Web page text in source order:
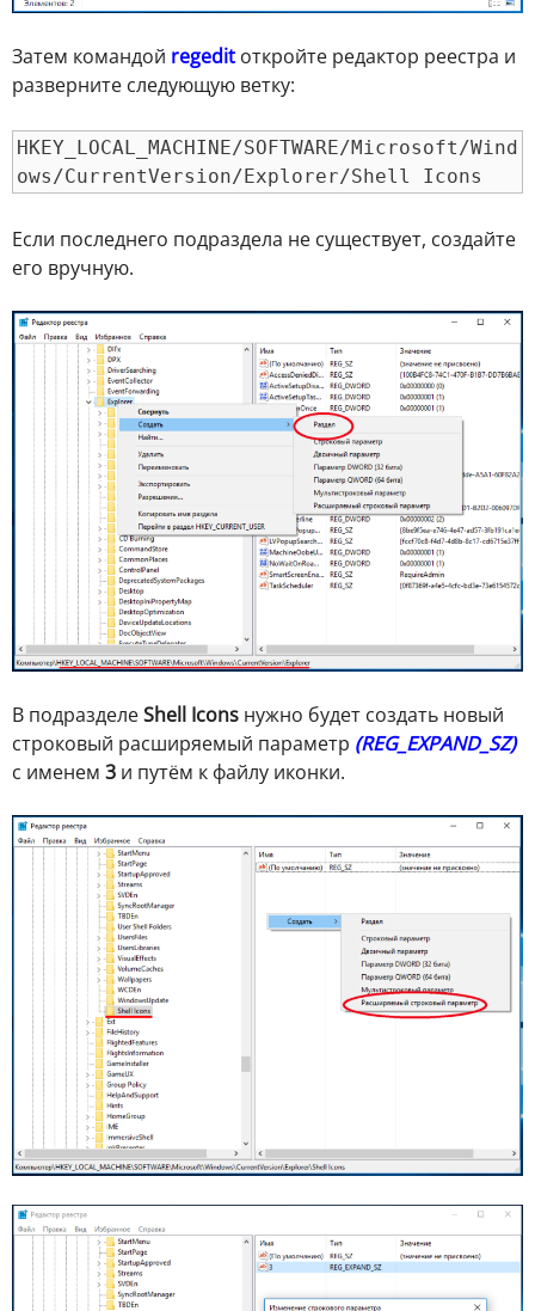
Затем командой regedit откройте редактор реестра и
разверните следующую ветку:
HKEY_LOCAL_MACHINE/SOFTWARE/Microsoft/Wind
ows/CurrentVersion/Explorer/Shell Icons
Если последнего подраздела не существует, создайте
его вручную.
В подразделеShell Icons нужно будет создать новый
строковый расширяемый параметр (REG_EXPAND_SZ)
с именем 3 и путём к файлу иконки.